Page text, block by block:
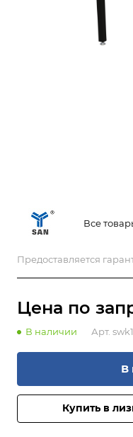
Все
Предоставляется
Цена по зап
В наличии Арт.
В
Купить в